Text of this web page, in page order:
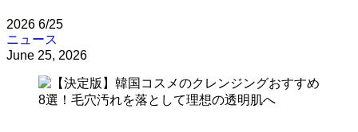
2026 6/25
ニュース
June 25, 2026